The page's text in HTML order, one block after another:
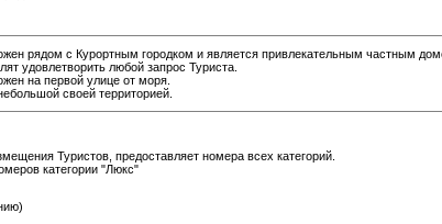
рядом с Курортным городком и является привлекательным частным
удовлетворить любой запрос Туриста.
на первой улице от моря.
своей территорией.
Туристов, предоставляет номера всех категорий.
категории "Люкс"